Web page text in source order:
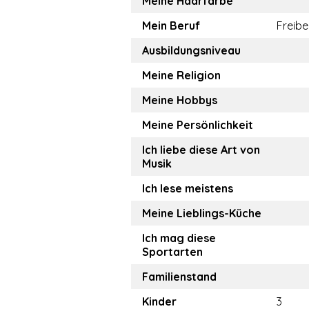
Mein Beruf
Ausbildungsniveau
Meine Religion
Meine Hobbys
Meine Persönlichkeit
Ich liebe diese Art von
Musik
Ich lese meistens
Meine Lieblings-Küche
Ich mag diese
Sportarten
Familienstand
Kinder
3